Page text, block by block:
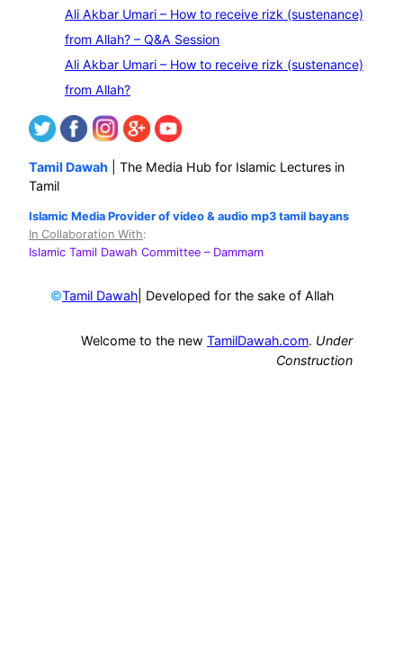
Ali Akbar Umari – How to receive rizk (sustenance)
from Allah? – Q&A Session
Ali Akbar Umari – How to receive rizk (sustenance)
from Allah?
Tamil Dawah | The Media Hub for Islamic Lectures in
Tamil
Islamic Media Provider of video & audio mp3 tamil bayans
In Collaboration With:
Islamic Tamil Dawah Committee – Dammam
©Tamil Dawah | Developed for the sake of Allah
Welcome to the new TamilDawah.com. Under
Construction